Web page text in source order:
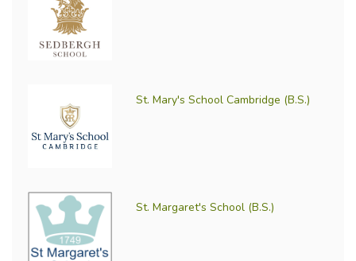
St. Mary's School Cambridge (B.S.)
St. Margaret's School (B.S.)